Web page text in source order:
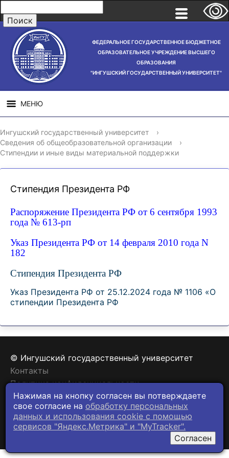
ФЕДЕРАЛЬНОЕ ГОСУДАРСТВЕННОЕ БЮДЖЕТНОЕ
ОБРАЗОВАТЕЛЬНОЕ УЧРЕЖДЕНИЕ ВЫСШЕГО
ОБРАЗОВАНИЯ
"ИНГУШСКИЙ ГОСУДАРСТВЕННЫЙ УНИВЕРСИТЕТ"
МЕНЮ
СВЕДЕНИЯ ОБ
ОБРАЗОВАТЕЛЬНОЙ
ОРГАНИЗАЦИИ
НАУЧНАЯ
ДЕЯТЕЛЬНОСТЬ
Ингушский государственный университет
›
Сведения об общеобразовательной организации
›
Стипендии и иные виды материальной поддержки
Стипендия Президента РФ
Распоряжение Президента РФ от 6 сентября 1993
года № 613-рп
Указ Президента РФ от 14 февраля 2010 года N
182
Стипендия Президента РФ
Указ Президента РФ от 25.12.2024 года № 1106 «О
стипендии Президента РФ
© Ингушский государственный университет
Контакты
Политика конфиденциальности
Нажимая на кнопку согласен вы потверждаете
свое согласие на обработку персональных
данных и использования cookie c помощью
сервисов "Яндекс.Метрика" и "MyTracker".
Согласен